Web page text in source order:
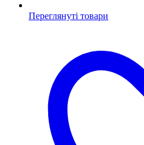
Переглянуті товари